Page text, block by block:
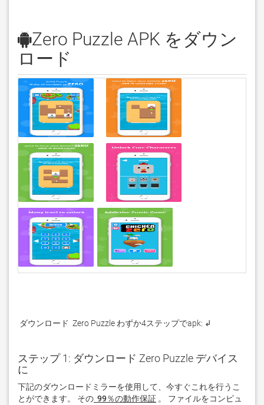
Zero Puzzle APK をダウン
ロード
ダウンロード  Zero Puzzle わずか4ステップでapk: ↲
ステップ 1: ダウンロード Zero Puzzle デバイス
に
下記のダウンロードミラーを使用して、今すぐこれを行うこ
とができます。 その 99％の動作保証 。 ファイルをコンピュ